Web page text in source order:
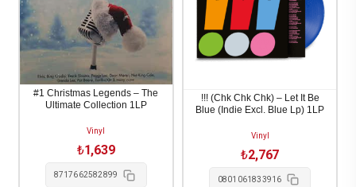
#1 Christmas Legends – The
Ultimate Collection 1LP
Vinyl
₺1,639
8717662582899
!!! (Chk Chk Chk) – Let It Be
Blue (Indie Excl. Blue Lp) 1LP
Vinyl
₺2,767
0801061833916